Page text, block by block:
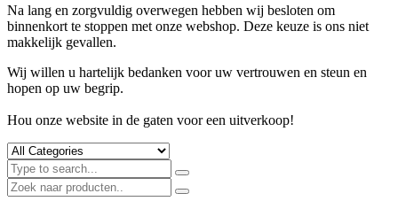
Na lang en zorgvuldig overwegen hebben wij besloten om
binnenkort te stoppen met onze webshop. Deze keuze is ons niet
makkelijk gevallen.
Wij willen u hartelijk bedanken voor uw vertrouwen en steun en
hopen op uw begrip.
Hou onze website in de gaten voor een uitverkoop!